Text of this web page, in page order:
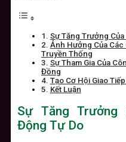
Sự Tăng Trưởng
Ảnh Hưởng Của
Truyền Thống
Sự Tham Gia Của
Đồng
Tạo Cơ Hội Giao
Kết Luận
Sự Tăng
Động Tự Do